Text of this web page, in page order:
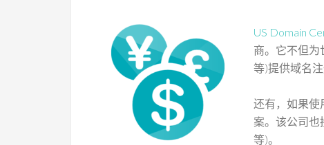
US Domain
商。它不但为
等)提供域名
还有，如果使
案。该公司也
等)。